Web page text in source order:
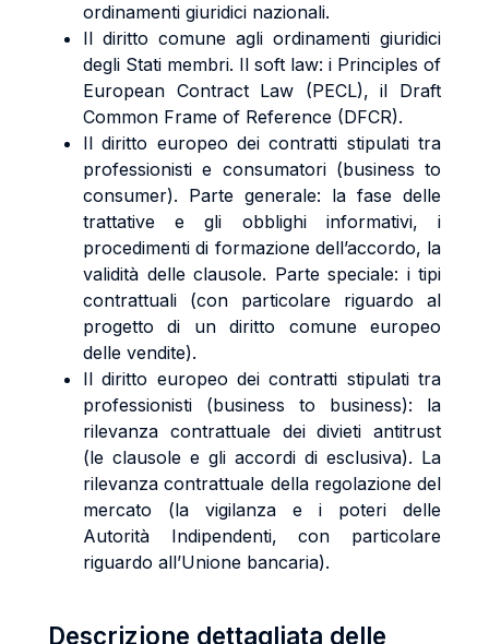
ordinamenti giuridici nazionali.
Il diritto comune agli ordinamenti giuridici
degli Stati membri. Il soft law: i Principles of
European Contract Law (PECL), il Draft
Common Frame of Reference (DFCR).
Il diritto europeo dei contratti stipulati tra
professionisti e consumatori (business to
consumer). Parte generale: la fase delle
trattative e gli obblighi informativi, i
procedimenti di formazione dell’accordo, la
validità delle clausole. Parte speciale: i tipi
contrattuali (con particolare riguardo al
progetto di un diritto comune europeo
delle vendite).
Il diritto europeo dei contratti stipulati tra
professionisti (business to business): la
rilevanza contrattuale dei divieti antitrust
(le clausole e gli accordi di esclusiva). La
rilevanza contrattuale della regolazione del
mercato (la vigilanza e i poteri delle
Autorità Indipendenti, con particolare
riguardo all’Unione bancaria).
Descrizione dettagliata delle